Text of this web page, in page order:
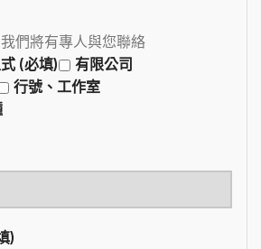
們將有專人與您聯絡
(必填)
有限公司
行號、工作室
)